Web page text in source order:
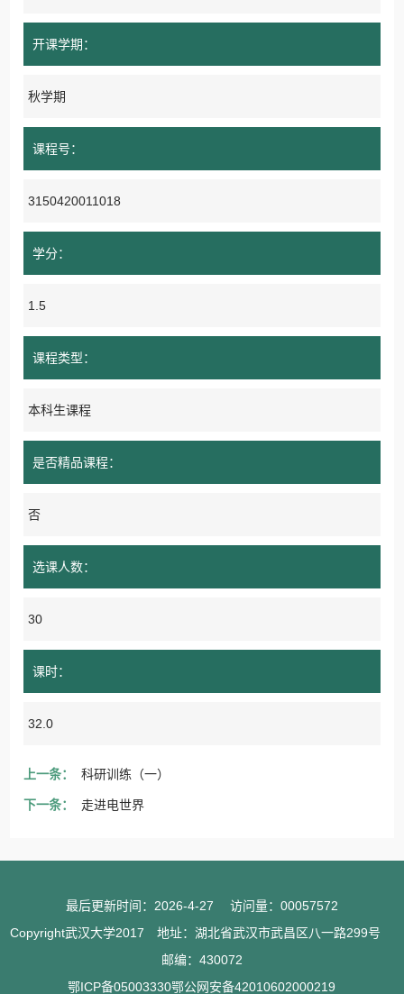
开课学期：
秋学期
课程号：
3150420011018
学分：
1.5
课程类型：
本科生课程
是否精品课程：
否
选课人数：
30
课时：
32.0
上一条： 科研训练（一）
下一条： 走进电世界
最后更新时间： 2026-4-27 访问量： 00057572
Copyright武汉大学2017 地址：湖北省武汉市武昌区八一路299号
邮编：430072
鄂ICP备05003330鄂公网安备42010602000219